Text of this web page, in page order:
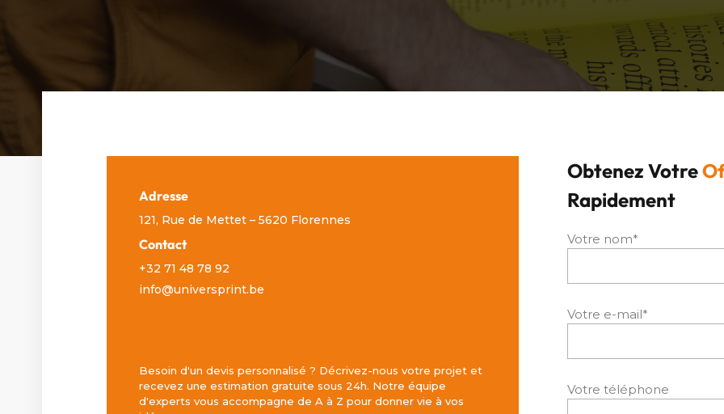
Adresse
121, Rue de Mettet – 5620 Florennes
Contact
+32 71 48 78 92
info@universprint.be
Besoin d'un devis personnalisé ? Décrivez-nous votre projet et
recevez une estimation gratuite sous 24h. Notre équipe
d'experts vous accompagne de A à Z pour donner vie à vos
Obtenez Votre
Rapidement
Votre nom*
Votre e-mail*
Votre téléphone